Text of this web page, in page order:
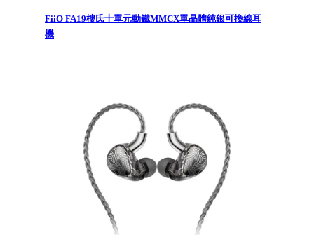
FiiO FA19樓氏十單元動鐵MMCX單晶體純銀可換線耳
機